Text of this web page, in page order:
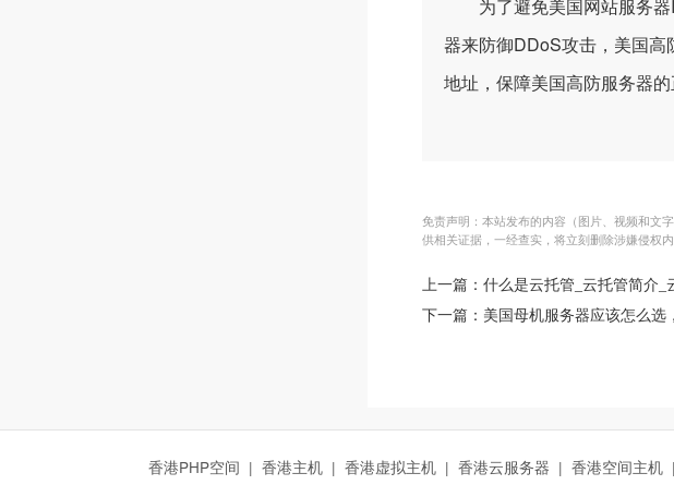
为了避免美国网站服务器
器来防御DDoS攻击，美国
地址，保障美国高防服务器的
免责声明：本站发布的内容（图片、视频和文
供相关证据，一经查实，将立刻删除涉嫌侵权内
上一篇： 什么是云托管_云托管简介_
下一篇： 美国母机服务器应该怎么选
香港PHP空间 | 香港主机 | 香港虚拟主机 | 香港云服务器 | 香港空间主机 |